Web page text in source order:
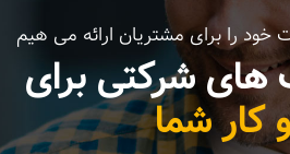
را برای مشتریان ارائه می هیم
های شرکتی برای
شما